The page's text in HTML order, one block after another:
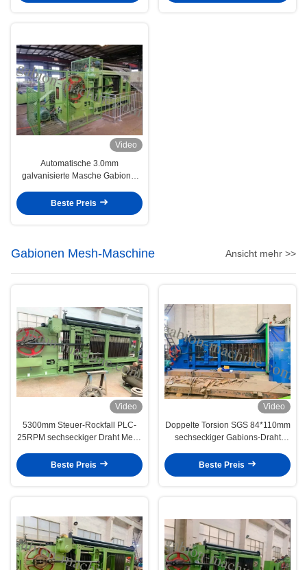
Video
Automatische 3.0mm
galvanisierte Masche Gabions-
Halter-Wand
Beste Preis
Gabionen Mesh-Maschine Ansicht mehr >>
Video
5300mm Steuer-Rockfall PLC-
25RPM sechseckiger Draht Mesh
Beste Preis
Video
Doppelte Torsion SGS 84*110mm
sechseckiger Gabions-Draht
Beste Preis